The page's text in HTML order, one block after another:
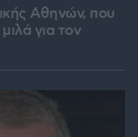
Αθηνών, που
για τον